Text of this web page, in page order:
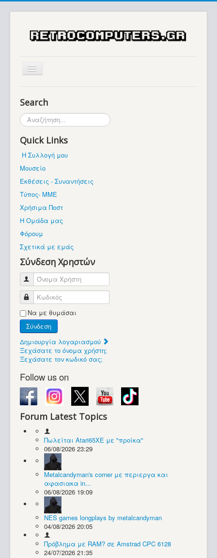
Μουσείο
Βρίσκεστε εδώ:
Συλλογές / Projects
Search
Αναζήτηση...
Quick Links
Η Συλλογή μου
Μουσείο
Εκθέσεις - Συναντήσεις
Τύπος- ΜΜΕ
Χρήσιμα Ποστ
Η Ομάδα μας
Φόρουμ
Σχετικά με εμάς
Σύνδεση Χρηστών
Όνομα Χρήστη
Κωδικός
Να με θυμάσαι
Σύνδεση
Δημιουργία λογαριασμού
Ξεχάσατε το όνομα χρήστη;
Ξεχάσατε τον κωδικό σας;
Follow us on
Forum Latest Topics
Πωλείται Atari65XE με "προίκα"
06/08/2026 23:29
Metalcandyman's corner με περιεργα και
αφασιακα in...
06/08/2026 19:09
NES games longplays by metalcandyman
04/08/2026 20:05
Πρόβλημα με RAM? σε Amstrad CPC 6128
24/07/2026 21:35